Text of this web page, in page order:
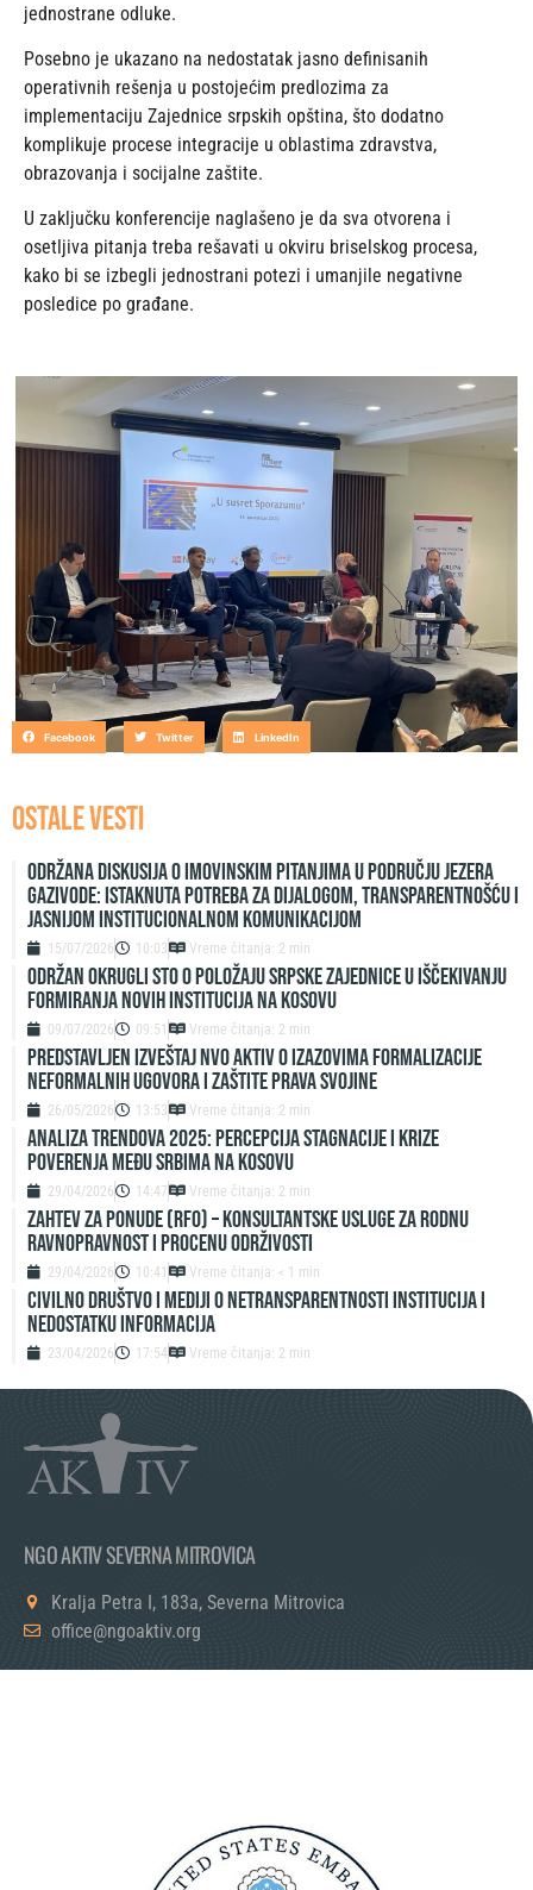
jednostrane odluke.
Posebno je ukazano na nedostatak jasno definisanih
operativnih rešenja u postojećim predlozima za
implementaciju Zajednice srpskih opština, što dodatno
komplikuje procese integracije u oblastima zdravstva,
obrazovanja i socijalne zaštite.
U zaključku konferencije naglašeno je da sva otvorena i
osetljiva pitanja treba rešavati u okviru briselskog procesa,
kako bi se izbegli jednostrani potezi i umanjile negativne
posledice po građane.
Facebook Twitter LinkedIn
OSTALE VESTI
Održana diskusija o imovinskim pitanjima u području jezera
Gazivode: Istaknuta potreba za dijalogom, transparentnošću i
jasnijom institucionalnom komunikacijom
15/07/2026 10:03 Vreme čitanja: 2 min
ODRŽAN OKRUGLI STO O POLOŽAJU SRPSKE ZAJEDNICE U IŠČEKIVANJU
FORMIRANJA NOVIH INSTITUCIJA NA KOSOVU
09/07/2026 09:51 Vreme čitanja: 2 min
Predstavljen izveštaj NVO Aktiv o izazovima formalizacije
neformalnih ugovora i zaštite prava svojine
26/05/2026 13:53 Vreme čitanja: 2 min
ANALIZA TRENDOVA 2025: PERCEPCIJA STAGNACIJE I KRIZE
POVERENJA MEĐU SRBIMA NA KOSOVU
29/04/2026 14:47 Vreme čitanja: 2 min
ZAHTEV ZA PONUDE (RFO) – Konsultantske usluge za rodnu
ravnopravnost i procenu održivosti
29/04/2026 10:41 Vreme čitanja: < 1 min
Civilno društvo i mediji o netransparentnosti institucija i
nedostatku informacija
23/04/2026 17:54 Vreme čitanja: 2 min
NGO AKTIV SEVERNA MITROVICA
Kralja Petra I, 183a, Severna Mitrovica
office@ngoaktiv.org